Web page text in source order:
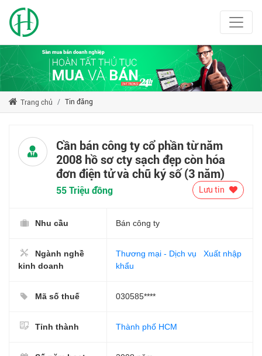
Trang chủ Tin đăng
Cần bán công ty cổ phần từ năm
2008 hồ sơ cty sạch đẹp còn hóa
đơn điện tử và chũ ký số (3 năm)
55 Triệu đồng Lưu tin
Nhu cầu Bán công ty
Ngành nghề
kinh doanh
Thương mại - Dịch vụ
Xuất nhập
khẩu
Mã số thuế 030585****
Tỉnh thành Thành phố HCM